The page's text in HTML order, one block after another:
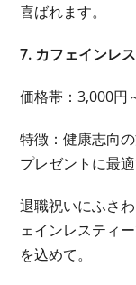
喜ばれます。
7. カフェインレ
価格帯：3,000円
特徴：健康志向
プレゼントに最
退職祝いにふさ
ェインレスティ
を込めて。